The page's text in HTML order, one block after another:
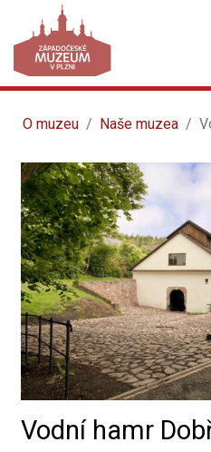
O muzeu Naše muzea
Vodní hamr